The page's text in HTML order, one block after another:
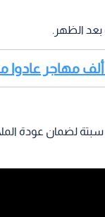
لضمان عودة